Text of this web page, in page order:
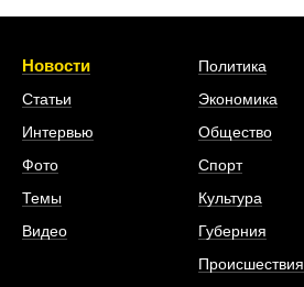
Новости
Статьи
Интервью
Фото
Темы
Видео
Политика
Экономика
Общество
Спорт
Культура
Губерния
Происшествия